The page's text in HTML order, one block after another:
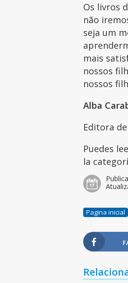
Os livros
não
seja um
mais
nossos
nossos
Alba
Editora
Puedes
la
Pagina inicial